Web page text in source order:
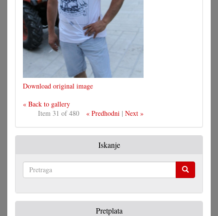
Download original image
« Back to gallery
Item 31 of 480
« Predhodni | Next »
Iskanje
Pretplata